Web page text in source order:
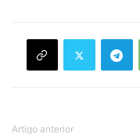
Artigo anterior